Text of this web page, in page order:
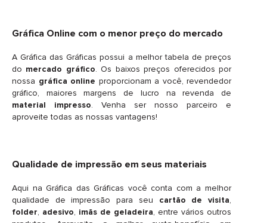
Gráfica Online com o menor preço do mercado
A Gráfica das Gráficas possui a melhor tabela de preços
do mercado gráfico. Os baixos preços oferecidos por
nossa gráfica online proporcionam a você, revendedor
gráfico, maiores margens de lucro na revenda de
material impresso. Venha ser nosso parceiro e
aproveite todas as nossas vantagens!
Qualidade de impressão em seus materiais
Aqui na Gráfica das Gráficas você conta com a melhor
qualidade de impressão para seu cartão de visita,
folder, adesivo, imãs de geladeira, entre vários outros